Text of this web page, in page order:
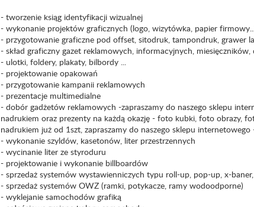
- tworzenie ksiąg identyfikacji wizualnej
- wykonanie projektów graficznych (logo, wizytówka, papier
- przygotowanie graficzne pod offset, sitodruk, tampondruk, grawer
- skład graficzny gazet reklamowych, informacyjnych, miesięczników,
- ulotki, foldery, plakaty, bilbordy ...
- projektowanie opakowań
- przygotowanie kampanii reklamowych
- prezentacje multimedialne
- dobór gadżetów reklamowych -zapraszamy do naszego sklepu
nadrukiem oraz prezenty na każdą okazję - foto kubki, foto obrazy,
nadrukiem już od 1szt, zapraszamy do naszego sklepu internetowego
- wykonanie szyldów, kasetonów, liter przestrzennych
- wycinanie liter ze styroduru
- projektowanie i wykonanie billboardów
- sprzedaż systemów wystawienniczych typu roll-up, pop-up, x-
- sprzedaż systemów OWZ (ramki, potykacze, ramy wodoodporne)
- wyklejanie samochodów grafiką